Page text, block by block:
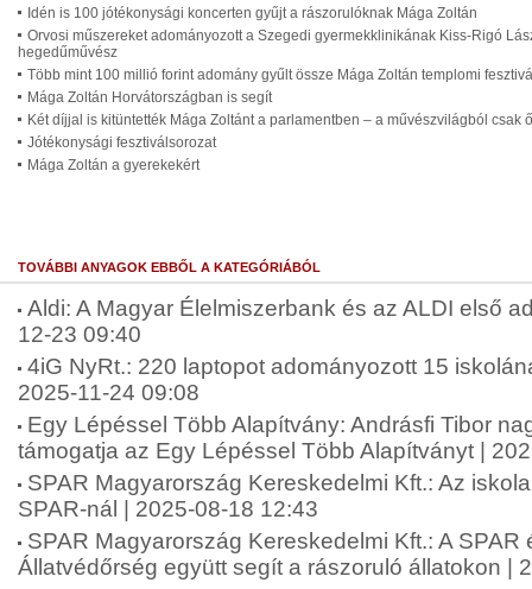
Idén is 100 jótékonysági koncerten gyűjt a rászorulóknak Mága Zoltán
Orvosi műszereket adományozott a Szegedi gyermekklinikának Kiss-Rigó
hegedűművész
Több mint 100 millió forint adomány gyűlt össze Mága Zoltán templomi
Mága Zoltán Horvátországban is segít
Két díjjal is kitüntették Mága Zoltánt a parlamentben – a művészvilágból csak
Jótékonysági fesztiválsorozat
Mága Zoltán a gyerekekért
TOVÁBBI ANYAGOK EBBŐL A KATEGÓRIÁBÓL
Aldi: A Magyar Élelmiszerbank és az ALDI első
12-23 09:40
4iG NyRt.: 220 laptopot adományozott 15
2025-11-24 09:08
Egy Lépéssel Több Alapítvány: Andrásfi Tibor
támogatja az Egy Lépéssel Több Alapítványt |
SPAR Magyarország Kereskedelmi Kft.: Az
SPAR-nál | 2025-08-18 12:43
SPAR Magyarország Kereskedelmi Kft.: A SPAR
Állatvédőrség együtt segít a rászoruló állatokon |